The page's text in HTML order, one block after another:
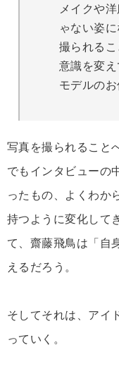
メイクや
ゃない姿
撮られる
意識を変
モデルのお
写真を撮られること
でもインタビューの
ったもの、よくわか
持つように変化して
て、齋藤飛鳥は「自
えるだろう。
そしてそれは、アイ
っていく。